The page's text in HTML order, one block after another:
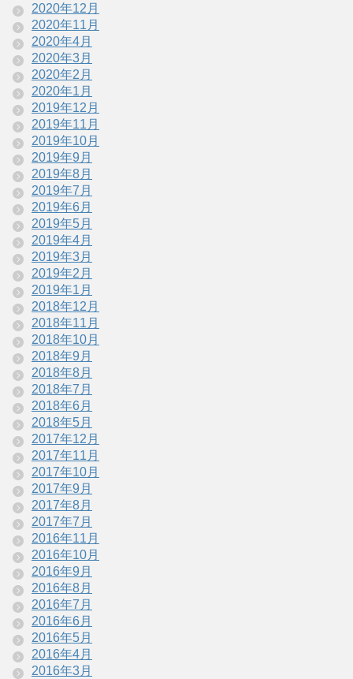
2020年12月
2020年11月
2020年4月
2020年3月
2020年2月
2020年1月
2019年12月
2019年11月
2019年10月
2019年9月
2019年8月
2019年7月
2019年6月
2019年5月
2019年4月
2019年3月
2019年2月
2019年1月
2018年12月
2018年11月
2018年10月
2018年9月
2018年8月
2018年7月
2018年6月
2018年5月
2017年12月
2017年11月
2017年10月
2017年9月
2017年8月
2017年7月
2016年11月
2016年10月
2016年9月
2016年8月
2016年7月
2016年6月
2016年5月
2016年4月
2016年3月